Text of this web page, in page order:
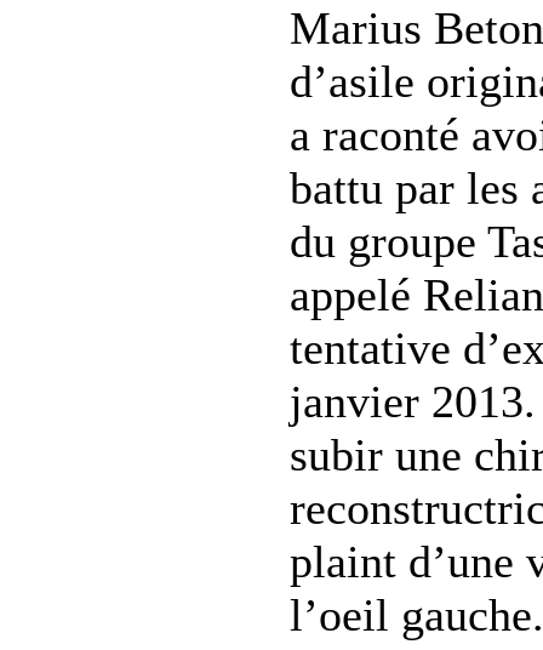
Marius
d’asile
a raconté
battu par les
du groupe
appelé
tentative
janvier
subir une
plaint d’une
l’oeil gauche.